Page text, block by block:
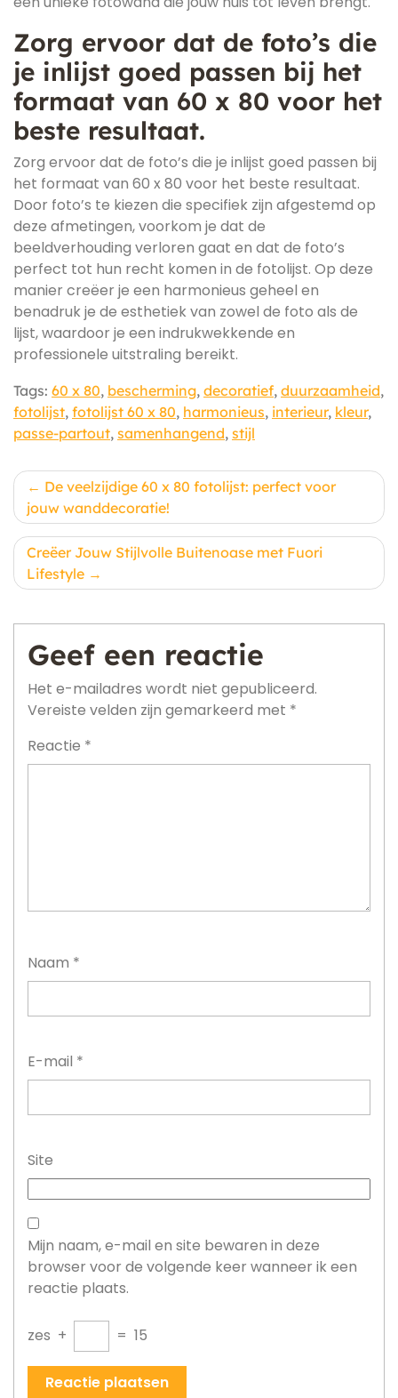
Zorg ervoor dat de foto’s die
je inlijst goed passen bij het
formaat van 60 x 80 voor het
beste resultaat.
Zorg ervoor dat de foto’s die je inlijst goed passen bij
het formaat van 60 x 80 voor het beste resultaat.
Door foto’s te kiezen die specifiek zijn afgestemd op
deze afmetingen, voorkom je dat de
beeldverhouding verloren gaat en dat de foto’s
perfect tot hun recht komen in de fotolijst. Op deze
manier creëer je een harmonieus geheel en
benadruk je de esthetiek van zowel de foto als de
lijst, waardoor je een indrukwekkende en
professionele uitstraling bereikt.
Tags: 60 x 80, bescherming, decoratief, duurzaamheid,
fotolijst, fotolijst 60 x 80, harmonieus, interieur, kleur,
passe-partout, samenhangend, stijl
Berichtnavigatie
De veelzijdige 60 x 80 fotolijst: perfect voor
jouw wanddecoratie!
Creëer Jouw Stijlvolle Buitenoase met Fuori
Lifestyle
Geef een reactie
Het e-mailadres wordt niet gepubliceerd.
Vereiste velden zijn gemarkeerd met *
Reactie *
Naam *
E-mail *
Site
Mijn naam, e-mail en site bewaren in deze
browser voor de volgende keer wanneer ik een
reactie plaats.
zes + = 15